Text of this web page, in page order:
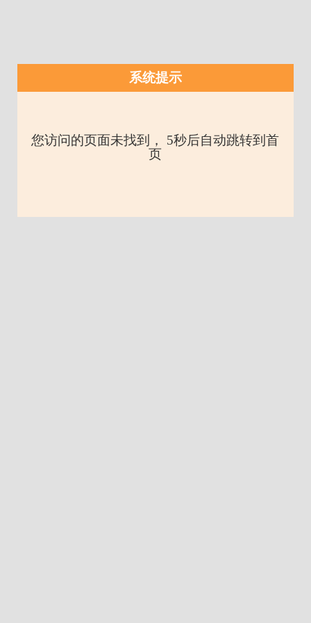
系统提示
您访问的页面未找到， 5秒后自动跳转到首
页